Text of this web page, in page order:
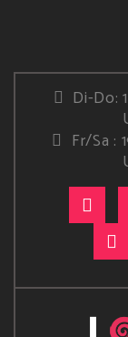
Di-Do:
Fr/Sa :